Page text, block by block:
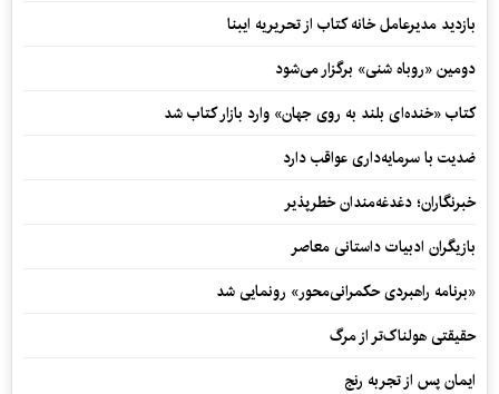
بازدید مدیرعامل خانه کتاب از تحریریه ایبنا
دومین «روباه شنی» برگزار می‌شود
کتاب «خنده‌ای بلند به روی جهان» وارد بازار کتاب شد
ضدیت با سرمایه‌داری عواقب دارد
خبرنگاران؛ دغدغه‌مندان خطرپذیر
بازیگران ادبیات داستانی معاصر
«برنامه راهبردی حکمرانی‌محور» رونمایی شد
حقیقتی هولناک‌تر از مرگ
ایمان پس از تجربه رنج